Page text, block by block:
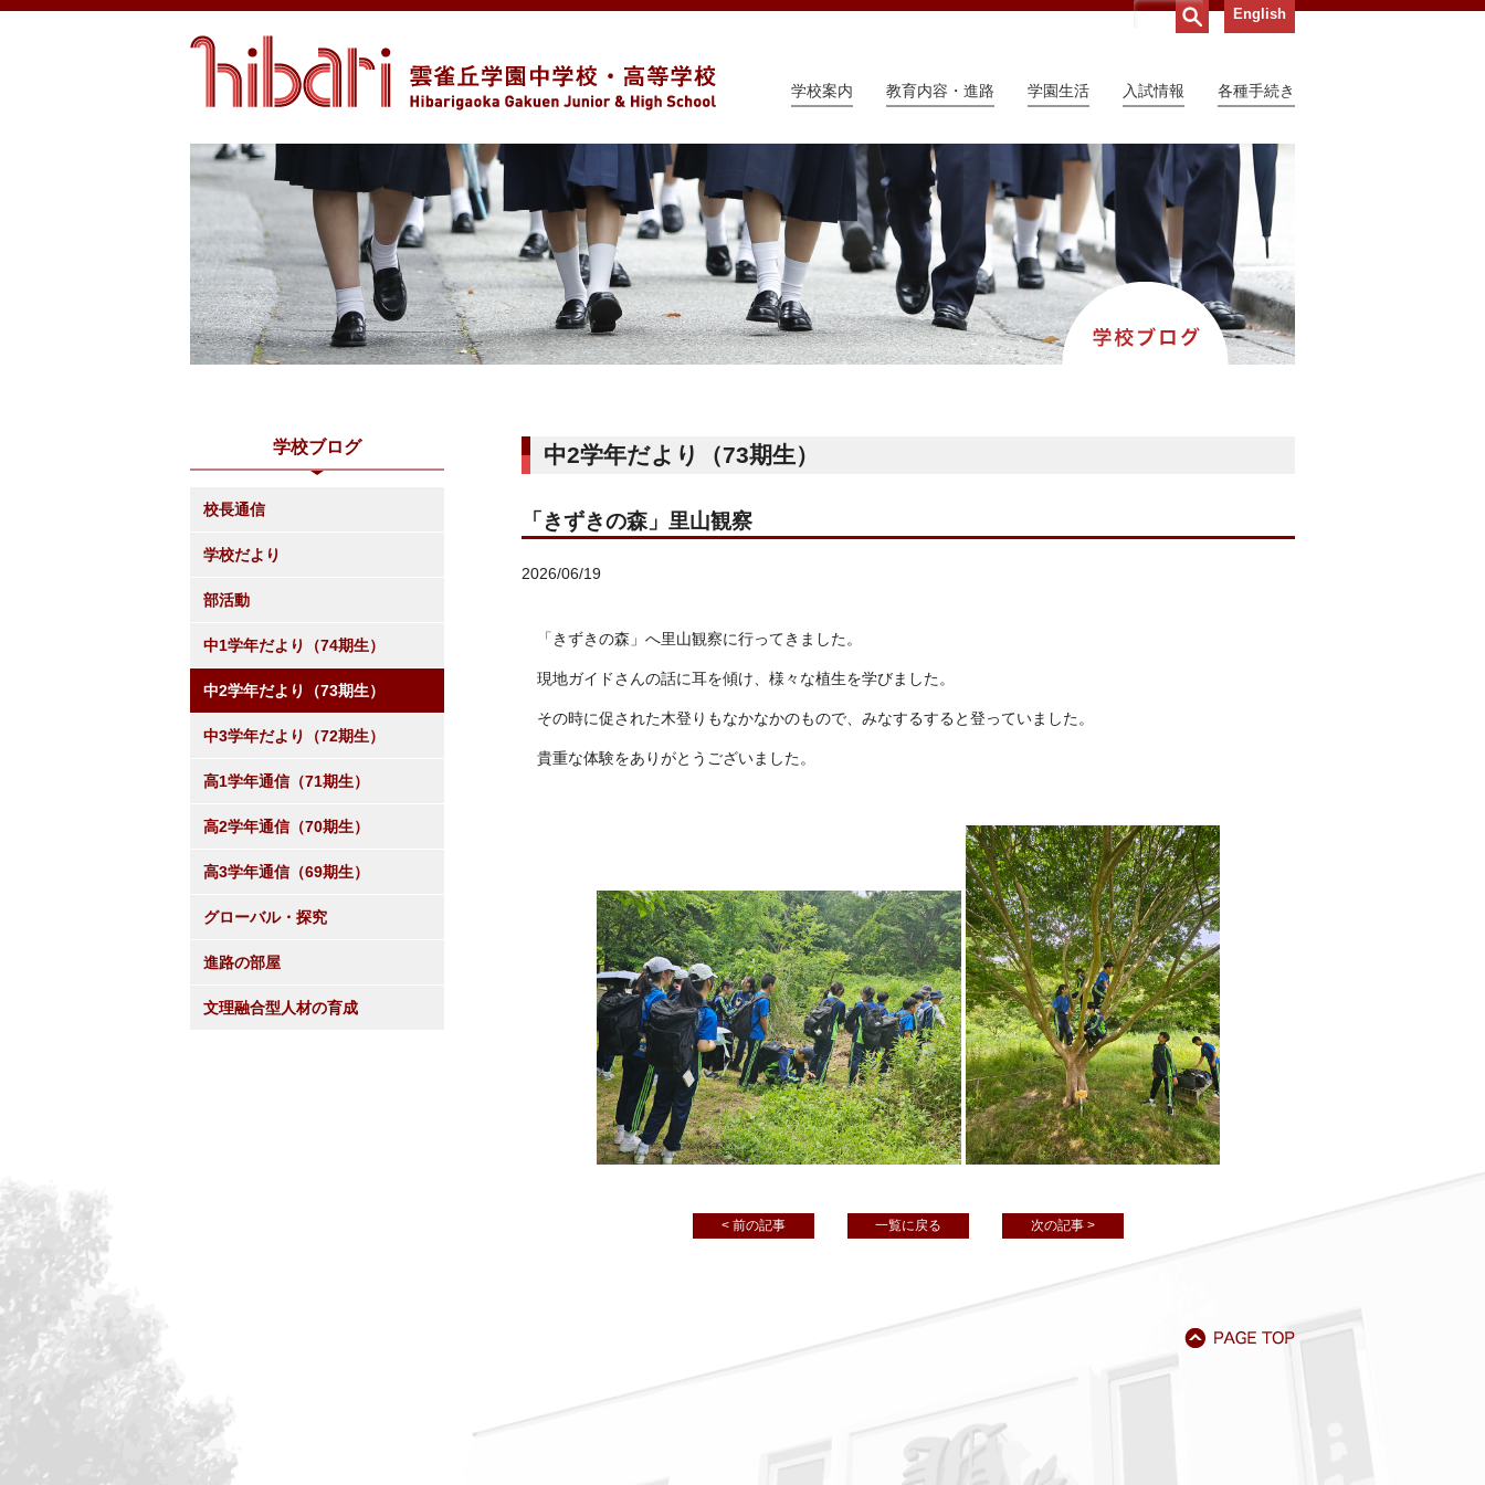
English
学校案内 教育内容・進路 学園生活 入試情報 各種手続き
中2学年だより（73期生）
「きずきの森」里山観察
2026/06/19
「きずきの森」へ里山観察に行ってきました。
現地ガイドさんの話に耳を傾け、様々な植生を学びました。
その時に促された木登りもなかなかのもので、みなするすると登っていました。
貴重な体験をありがとうございました。
< 前の記事 一覧に戻る 次の記事 >
学校ブログ
校長通信
学校だより
部活動
中1学年だより（74期生）
中2学年だより（73期生）
中3学年だより（72期生）
高1学年通信（71期生）
高2学年通信（70期生）
高3学年通信（69期生）
グローバル・探究
進路の部屋
文理融合型人材の育成